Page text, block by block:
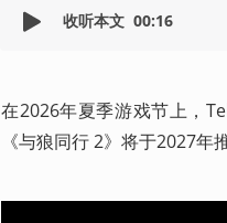
收听本文 00:16
在2026年夏季游戏节上，
《与狼同行 2》将于2027年